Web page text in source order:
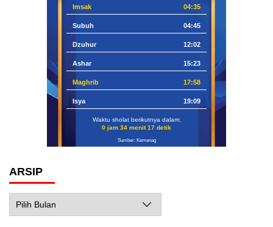
Imsak 04:35
Subuh 04:45
Dzuhur 12:02
Ashar 15:23
Maghrib 17:58
Isya 19:09
Waktu sholat berikutnya dalam:
0 jam 34 menit 16 detik
Sumber: Kemenag
ARSIP